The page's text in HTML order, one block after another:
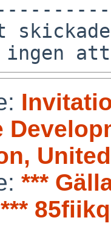
***